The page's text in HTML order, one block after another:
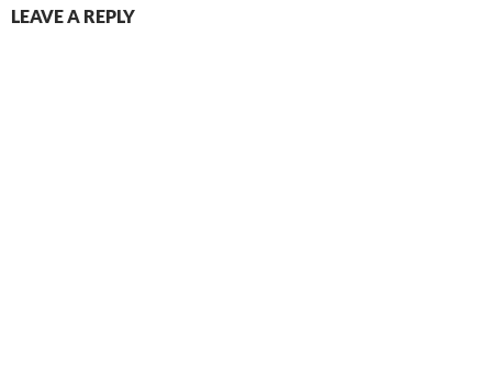
LEAVE A REPLY